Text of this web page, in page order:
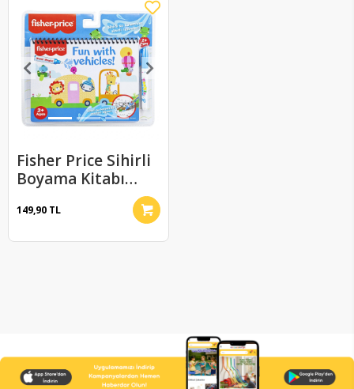
Fisher Price Sihirli
Boyama Kitabı
Painting Özel Sulu
149,90 TL